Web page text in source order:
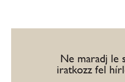
Ne maradj le
iratkozz fel